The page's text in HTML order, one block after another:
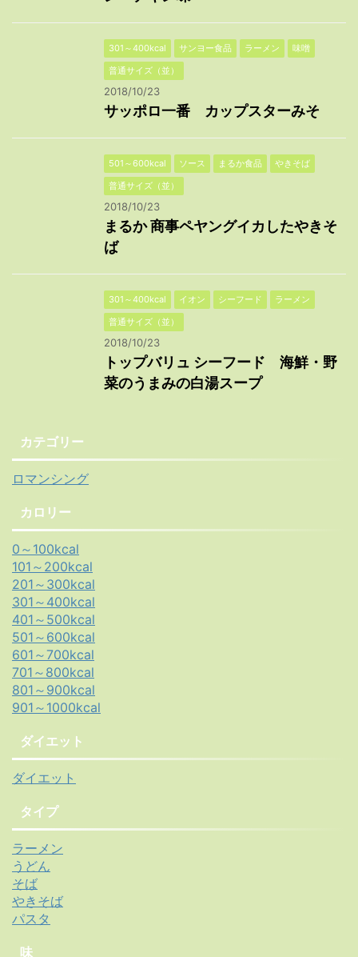
301～400kcal サンヨー食品 ラーメン
味噌
普通サイズ（並）
2018/10/23
サッポロ一番 カップスターみそ
501～600kcal ソース まるか食品
やきそば
普通サイズ（並）
2018/10/23
まるか 商事ペヤングイカしたやきそ
ば
301～400kcal イオン シーフード
ラーメン
普通サイズ（並）
2018/10/23
トップバリュ シーフード 海鮮・野
菜のうまみの白湯スープ
カテゴリー
ロマンシング
カロリー
0～100kcal
101～200kcal
201～300kcal
301～400kcal
401～500kcal
501～600kcal
601～700kcal
701～800kcal
801～900kcal
901～1000kcal
ダイエット
ダイエット
タイプ
ラーメン
うどん
そば
やきそば
パスタ
味